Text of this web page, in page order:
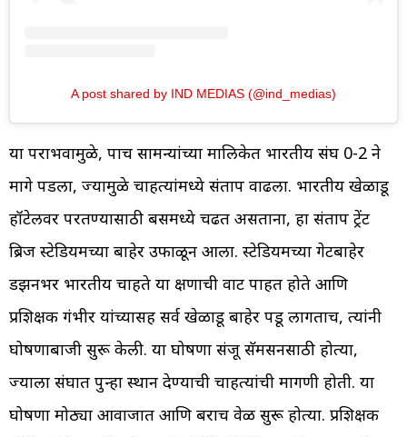
A post shared by IND MEDIAS (@ind_medias)
या पराभवामुळे, पाच सामन्यांच्या मालिकेत भारतीय संघ 0-2 ने
मागे पडला, ज्यामुळे चाहत्यांमध्ये संताप वाढला. भारतीय खेळाडू
हॉटेलवर परतण्यासाठी बसमध्ये चढत असताना, हा संताप ट्रेंट
ब्रिज स्टेडियमच्या बाहेर उफाळून आला. स्टेडियमच्या गेटबाहेर
डझनभर भारतीय चाहते या क्षणाची वाट पाहत होते आणि
प्रशिक्षक गंभीर यांच्यासह सर्व खेळाडू बाहेर पडू लागताच, त्यांनी
घोषणाबाजी सुरू केली. या घोषणा संजू सॅमसनसाठी होत्या,
ज्याला संघात पुन्हा स्थान देण्याची चाहत्यांची मागणी होती. या
घोषणा मोठ्या आवाजात आणि बराच वेळ सुरू होत्या. प्रशिक्षक